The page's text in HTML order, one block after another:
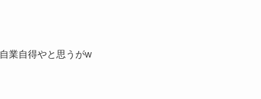
業自得やと思うがw